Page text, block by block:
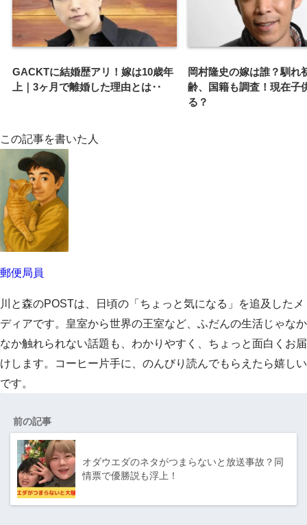
GACKTに結婚歴アリ！嫁は10歳年
上｜3ヶ月で離婚した理由とは‥
岡村隆史の嫁は誰？馴れ
齢、国籍も調査！現在子
る？
この記事を書いた人
郵便局員
川と森のPOSTは、日頃の「ちょっと気になる」を追及したメ
ディアです。皇室から世界の王室など、ふだんの生活じゃなか
なか触れられない話題も、わかりやすく、ちょっと面白くお届
けします。コーヒー片手に、のんびり読んでもらえたら嬉しい
です。
前の記事
オダウエダのネタがつまらないと放送事故？同
情票で優勝説も浮上！